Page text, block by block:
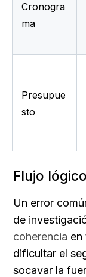
Cronogra
ma
Presupue
sto
Flujo
Un error
de
coherencia en
dificultar el
socavar la